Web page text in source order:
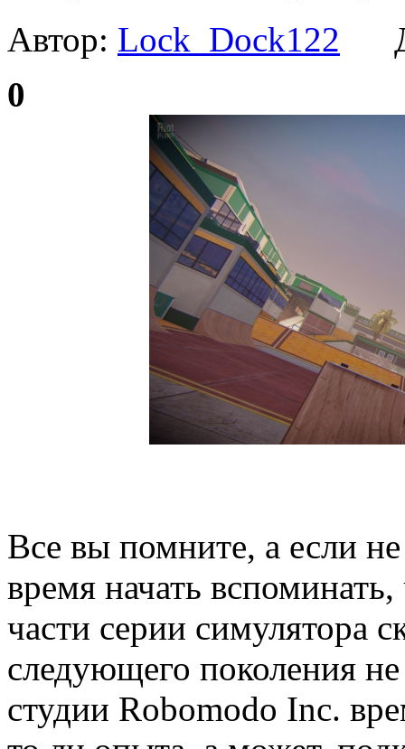
Автор: Lock_Dock122
0
Все вы помните, а если
время начать
части серии симулятора
следующего поколения
студии Robomodo Inc.